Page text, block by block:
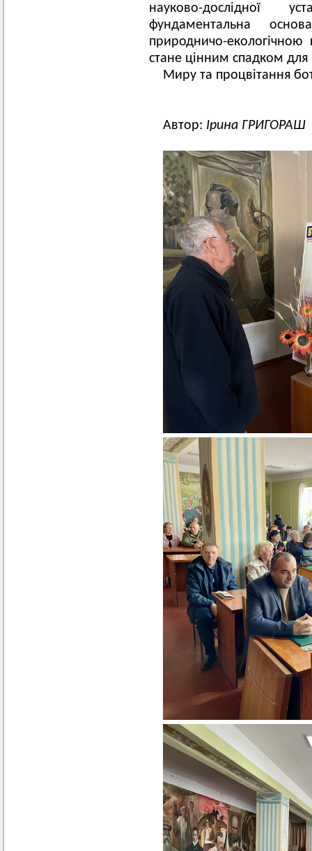
науково-дослідної
фундаментальна
природничо-
стане цінним спадком для
Миру та процвітання
Автор: Ірина ГРИГОРАШ